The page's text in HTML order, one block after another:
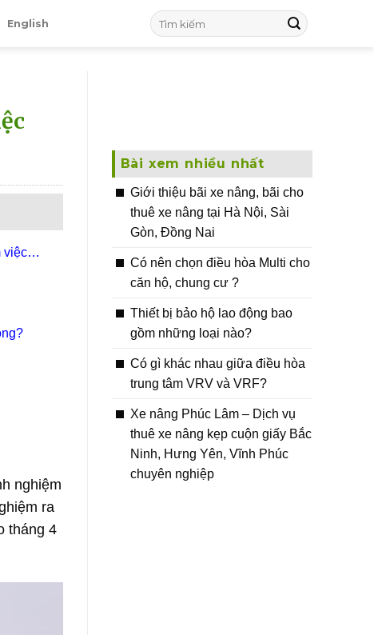
English
việc
nghiệm
ra
tháng 4
Bài xem nhiều nhất
Giới thiệu bãi xe nâng, bãi cho
thuê xe nâng tại Hà Nội, Sài
Gòn, Đồng Nai
Có nên chọn điều hòa Multi cho
căn hộ, chung cư ?
Thiết bị bảo hộ lao động bao
gồm những loại nào?
Có gì khác nhau giữa điều hòa
trung tâm VRV và VRF?
Xe nâng Phúc Lâm – Dịch vụ
thuê xe nâng kẹp cuộn giấy Bắc
Ninh, Hưng Yên, Vĩnh Phúc
chuyên nghiệp